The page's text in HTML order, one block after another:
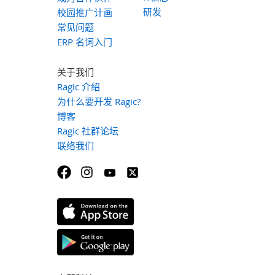
校园推广计画
常见问题
ERP 名词入门
研发
关于我们
Ragic 介绍
为什么要开发 Ragic?
博客
Ragic 社群论坛
联络我们